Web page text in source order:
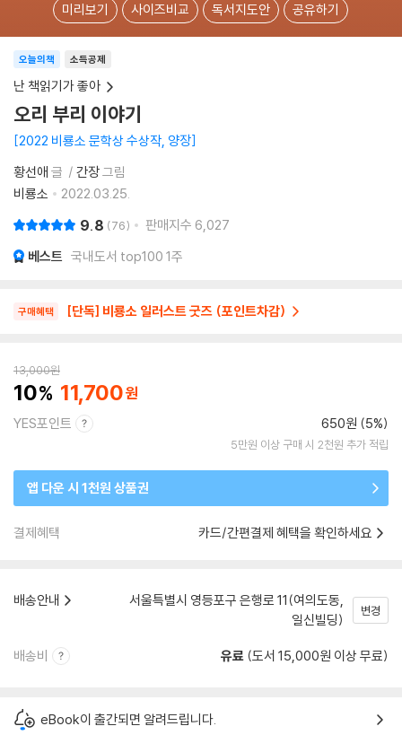
미리보기 사이즈비교 독서지도안 공유하기
소득공제
오늘의책
난 책읽기가 좋아
오리 부리 이야기
2022 비룡소 문학상 수상작, 양장
황선애 글 간장그림
비룡소
2022.03.25.
9.8 76 판매지수 6,027
베스트 국내도서 top100 1주
구매혜택 [단독] 비룡소 일러스트 굿즈 (포인트차감)
13,000원
10 11,700
YES포인트 650원 (5%)
5만원 이상 구매 시 2천원 추가 적립
앱 다운 시 1천원 상품권
결제혜택 카드/간편결제 혜택을 확인하세요
배송안내
서울특별시 영등포구 은행로 11(여의도동,
일신빌딩)
변경
배송비 유료 (도서 15,000원 이상 무료)
eBook이 출간되면 알려드립니다.